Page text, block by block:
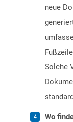
neue
Solche
Wo